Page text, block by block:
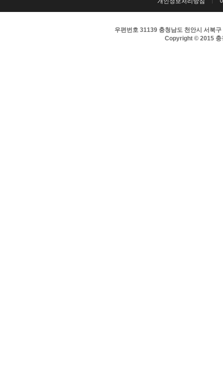
우편번호 31139 충청남도 천안시 서북
Copyright © 2015 충